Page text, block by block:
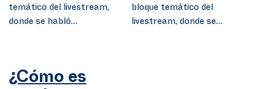
temático del livestream,
donde se habló…
bloque temático del
livestream, donde se…
¿Cómo es